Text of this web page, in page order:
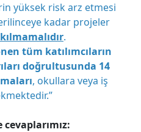
yüksek risk arz etmesi
kadar projeler
.
tüm katılımcıların
doğrultusunda 14
, okullara veya iş